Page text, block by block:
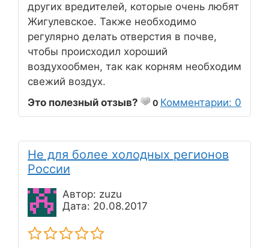
других вредителей, которые очень любят
Жигулевское. Также необходимо
регулярно делать отверстия в почве,
чтобы происходил хороший
воздухообмен, так как корням необходим
свежий воздух.
Это полезный отзыв?
0 Комментарии: 0
Не для более холодных регионов
России
Автор: zuzu
Дата: 20.08.2017